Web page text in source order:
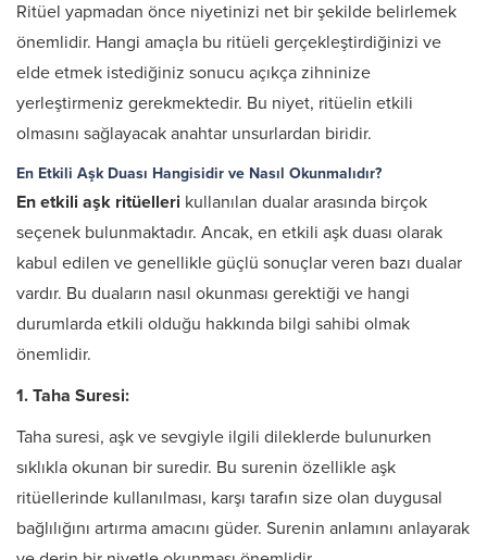
Ritüel yapmadan önce niyetinizi net bir şekilde belirlemek
önemlidir. Hangi amaçla bu ritüeli gerçekleştirdiğinizi ve
elde etmek istediğiniz sonucu açıkça zihninize
yerleştirmeniz gerekmektedir. Bu niyet, ritüelin etkili
olmasını sağlayacak anahtar unsurlardan biridir.
En Etkili Aşk Duası Hangisidir ve Nasıl Okunmalıdır?
En etkili aşk ritüelleri kullanılan dualar arasında birçok
seçenek bulunmaktadır. Ancak, en etkili aşk duası olarak
kabul edilen ve genellikle güçlü sonuçlar veren bazı dualar
vardır. Bu duaların nasıl okunması gerektiği ve hangi
durumlarda etkili olduğu hakkında bilgi sahibi olmak
önemlidir.
1. Taha Suresi:
Taha suresi, aşk ve sevgiyle ilgili dileklerde bulunurken
sıklıkla okunan bir suredir. Bu surenin özellikle aşk
ritüellerinde kullanılması, karşı tarafın size olan duygusal
bağlılığını artırma amacını güder. Surenin anlamını anlayarak